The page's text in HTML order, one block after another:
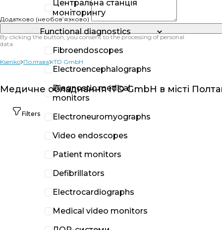
Додатково (необов’язково)
By clicking the button, you consent to the processing of personal
data
Ksenko Полтава iTD GmbH
Медичне обладнання iTD GmbH в місті
Filters
Центральна станція
моніторингу
Functional diagnostics
Fibroendoscopes
Electroencephalographs
Diagnostic medical
monitors
Electroneuromyographs
Video endoscopes
Patient monitors
Defibrillators
Electrocardiographs
Medical video monitors